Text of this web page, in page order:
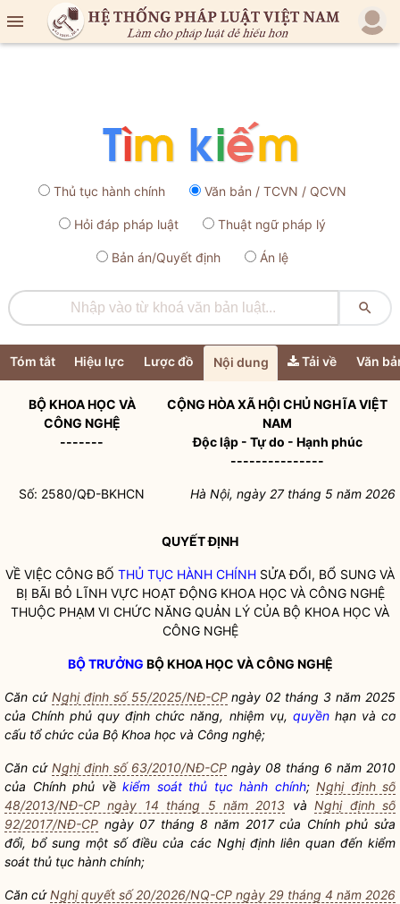

Thủ tục hành chính Văn bản / TCVN / QCVN
Hỏi đáp pháp luật Thuật ngữ pháp lý
Bản án/Quyết định Án lệ

Tóm tắt Hiệu lực Lược đồ Nội dung Tải về Văn
BỘ KHOA HỌC VÀ
CÔNG NGHỆ
-------
CỘNG HÒA XÃ HỘI CHỦ NGHĨA VIỆT
NAM
Độc lập - Tự do - Hạnh phúc
---------------
Số: 2580/QĐ-BKHCN Hà Nội, ngày 27 tháng 5 năm 2026
QUYẾT ĐỊNH
VỀ VIỆC CÔNG BỐ THỦ TỤC HÀNH CHÍNH SỬA ĐỔI, BỔ SUNG VÀ
BỊ BÃI BỎ LĨNH VỰC HOẠT ĐỘNG KHOA HỌC VÀ CÔNG NGHỆ
THUỘC PHẠM VI CHỨC NĂNG QUẢN LÝ CỦA BỘ KHOA HỌC VÀ
CÔNG NGHỆ
BỘ TRƯỞNG BỘ KHOA HỌC VÀ CÔNG NGHỆ
Căn cứ Nghị định số 55/2025/NĐ-CPngày 02 tháng 3 năm 2025
của Chính phủ quy định chức năng, nhiệm vụ, quyềnhạn và cơ
cấu tổ chức của Bộ Khoa học và Công nghệ;
Căn cứ Nghị định số 63/2010/NĐ-CP ngày 08 tháng 6 năm 2010
của Chính phủ về kiểm soát thủ tục hành chính; Nghị định số
48/2013/NĐ-CP ngày 14 tháng 5 năm 2013 vàNghị định số
92/2017/NĐ-CP ngày 07 tháng 8 năm 2017 của Chính phủ sửa
đổi, bổ sung một số điều của các Nghị định liên quan đến kiểm
soát thủ tục hành chính;
Căn cứNghị quyết số 20/2026/NQ-CP ngày 29 tháng 4 năm 2026